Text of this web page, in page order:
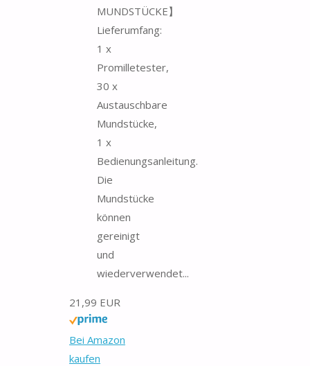
MUNDSTÜCKE】
Lieferumfang:
1 x
Promilletester,
30 x
Austauschbare
Mundstücke,
1 x
Bedienungsanleitung.
Die
Mundstücke
können
gereinigt
und
wiederverwendet...
21,99 EUR
Bei Amazon
kaufen